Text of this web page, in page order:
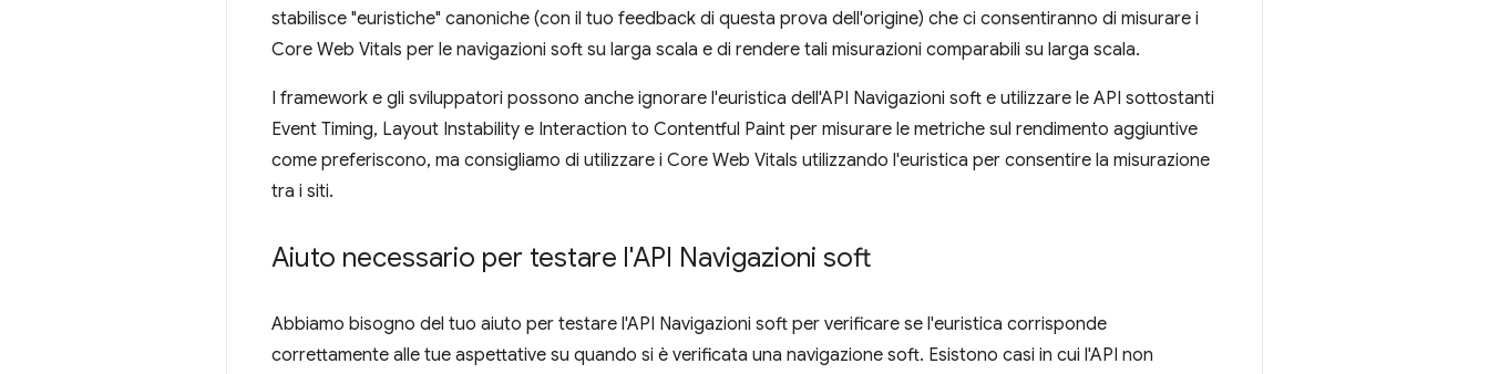
stabilisce "euristiche" canoniche (con il tuo feedback di questa prova dell'origine) che ci consentiranno di misurare i
Core Web Vitals per le navigazioni soft su larga scala e di rendere tali misurazioni comparabili su larga scala.
I framework e gli sviluppatori possono anche ignorare l'euristica dell'API Navigazioni soft e utilizzare le API sottostanti
Event Timing, Layout Instability e Interaction to Contentful Paint per misurare le metriche sul rendimento aggiuntive
come preferiscono, ma consigliamo di utilizzare i Core Web Vitals utilizzando l'euristica per consentire la misurazione
tra i siti.
Aiuto necessario per testare l'API Navigazioni soft
Abbiamo bisogno del tuo aiuto per testare l'API Navigazioni soft per verificare se l'euristica corrisponde
correttamente alle tue aspettative su quando si è verificata una navigazione soft. Esistono casi in cui l'API non